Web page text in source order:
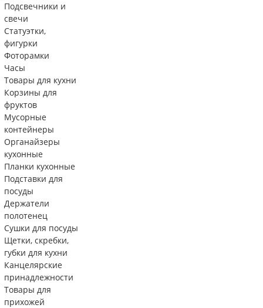
Подсвечники и
свечи
Статуэтки,
фигурки
Фоторамки
Часы
Товары для кухни
Корзины для
фруктов
Мусорные
контейнеры
Органайзеры
кухонные
Планки кухонные
Подставки для
посуды
Держатели
полотенец
Сушки для посуды
Щетки, скребки,
губки для кухни
Канцелярские
принадлежности
Товары для
прихожей